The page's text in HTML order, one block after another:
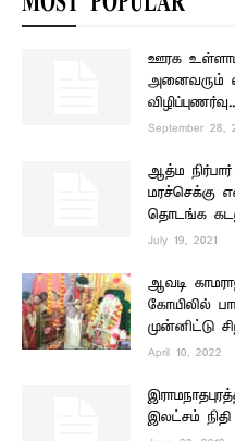
ஊரக
அனைவரும்
September 28,
ஆத்ம
தொடங்க
July 19, 2021
ஆவடி
கோயிலில்
முன்னிட்டு
April 10, 2022
இலட்சம்